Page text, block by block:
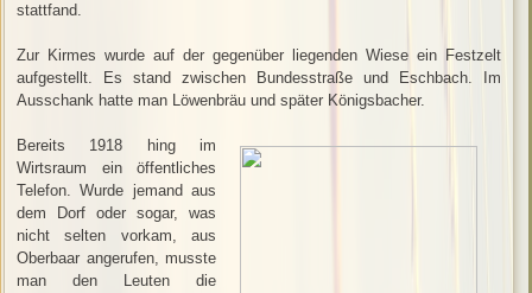
stattfand.
Zur Kirmes wurde auf der gegenüber liegenden Wiese ein Festzelt
aufgestellt. Es stand zwischen Bundesstraße und Eschbach. Im
Ausschank hatte man Löwenbräu und später Königsbacher.
Bereits 1918 hing im
Wirtsraum ein öffentliches
Telefon. Wurde jemand aus
dem Dorf oder sogar, was
nicht selten vorkam, aus
Oberbaar angerufen, musste
man den Leuten die